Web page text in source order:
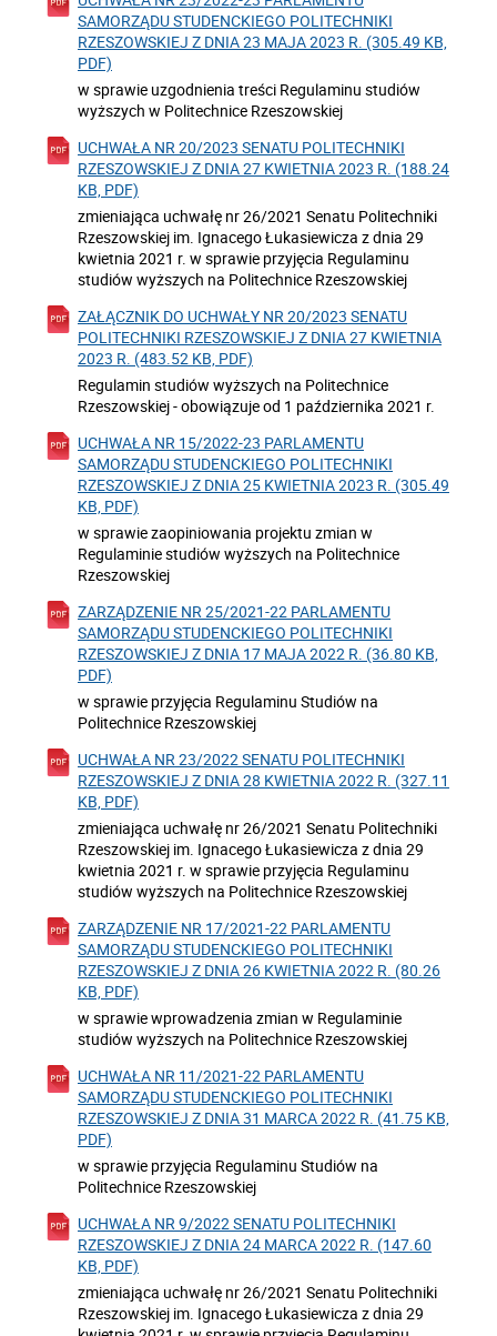
SAMORZĄDU STUDENCKIEGO POLITECHNIKI
RZESZOWSKIEJ Z DNIA 23 MAJA 2023 R. (305.49 KB,
PDF)
w sprawie uzgodnienia treści Regulaminu studiów
wyższych w Politechnice Rzeszowskiej
UCHWAŁA NR 20/2023 SENATU POLITECHNIKI
RZESZOWSKIEJ Z DNIA 27 KWIETNIA 2023 R. (188.24
KB, PDF)
zmieniająca uchwałę nr 26/2021 Senatu Politechniki
Rzeszowskiej im. Ignacego Łukasiewicza z dnia 29
kwietnia 2021 r. w sprawie przyjęcia Regulaminu
studiów wyższych na Politechnice Rzeszowskiej
ZAŁĄCZNIK DO UCHWAŁY NR 20/2023 SENATU
POLITECHNIKI RZESZOWSKIEJ Z DNIA 27 KWIETNIA
2023 R. (483.52 KB, PDF)
Regulamin studiów wyższych na Politechnice
Rzeszowskiej - obowiązuje od 1 października 2021 r.
UCHWAŁA NR 15/2022-23 PARLAMENTU
SAMORZĄDU STUDENCKIEGO POLITECHNIKI
RZESZOWSKIEJ Z DNIA 25 KWIETNIA 2023 R. (305.49
KB, PDF)
w sprawie zaopiniowania projektu zmian w
Regulaminie studiów wyższych na Politechnice
Rzeszowskiej
ZARZĄDZENIE NR 25/2021-22 PARLAMENTU
SAMORZĄDU STUDENCKIEGO POLITECHNIKI
RZESZOWSKIEJ Z DNIA 17 MAJA 2022 R. (36.80 KB,
PDF)
w sprawie przyjęcia Regulaminu Studiów na
Politechnice Rzeszowskiej
UCHWAŁA NR 23/2022 SENATU POLITECHNIKI
RZESZOWSKIEJ Z DNIA 28 KWIETNIA 2022 R. (327.11
KB, PDF)
zmieniająca uchwałę nr 26/2021 Senatu Politechniki
Rzeszowskiej im. Ignacego Łukasiewicza z dnia 29
kwietnia 2021 r. w sprawie przyjęcia Regulaminu
studiów wyższych na Politechnice Rzeszowskiej
ZARZĄDZENIE NR 17/2021-22 PARLAMENTU
SAMORZĄDU STUDENCKIEGO POLITECHNIKI
RZESZOWSKIEJ Z DNIA 26 KWIETNIA 2022 R. (80.26
KB, PDF)
w sprawie wprowadzenia zmian w Regulaminie
studiów wyższych na Politechnice Rzeszowskiej
UCHWAŁA NR 11/2021-22 PARLAMENTU
SAMORZĄDU STUDENCKIEGO POLITECHNIKI
RZESZOWSKIEJ Z DNIA 31 MARCA 2022 R. (41.75 KB,
PDF)
w sprawie przyjęcia Regulaminu Studiów na
Politechnice Rzeszowskiej
UCHWAŁA NR 9/2022 SENATU POLITECHNIKI
RZESZOWSKIEJ Z DNIA 24 MARCA 2022 R. (147.60
KB, PDF)
zmieniająca uchwałę nr 26/2021 Senatu Politechniki
Rzeszowskiej im. Ignacego Łukasiewicza z dnia 29